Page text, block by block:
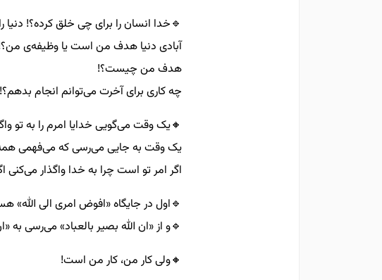
🔹️خدا انسان را برای چی خلق کرده؟! دنیا
آبادی دنیا هدف من است یا وظیفه‌ی
هدف من چیست؟!
چه کاری برای آخرت می‌توانم انجام بدهم؟!
🔸️یک وقت می‌گویی خدایا امرم را به تو
یک وقت به جایی می‌رسی که می‌فهمی
اگر امر تو است چرا به خدا واگذار
🔹️اول در جایگاه «افوض امری الی
🔹️و از «ان الله بصیر بالعباد» می‌رسی به
🔸️ولی کار من، کار من است!